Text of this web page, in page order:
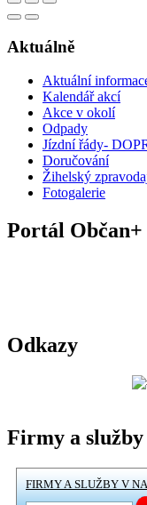
Aktuálně
Aktuální
Kalendář akcí
Akce v okolí
Odpady
Jízdní řády-
Doručování
Žihelský
Fotogalerie
Portál Občan+
Odkazy
Firmy a služby
FIRMY A SLUŽBY V